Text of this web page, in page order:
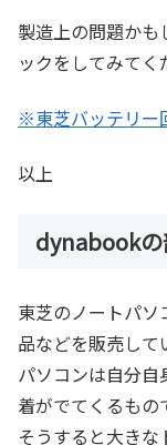
製造上の問題かも
ックをしてみてく
※東芝バッテリー
以上
dynabookの
東芝のノートパ
品などを販売して
パソコンは自分
着がでてくるもの
そうすると大き